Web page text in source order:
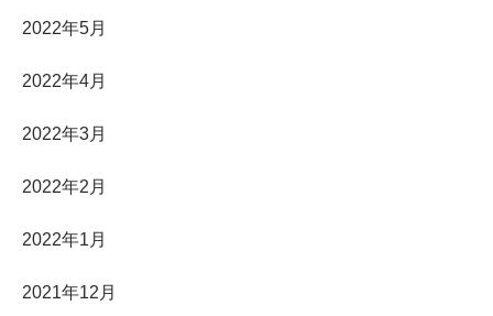
2022年5月
2022年4月
2022年3月
2022年2月
2022年1月
2021年12月